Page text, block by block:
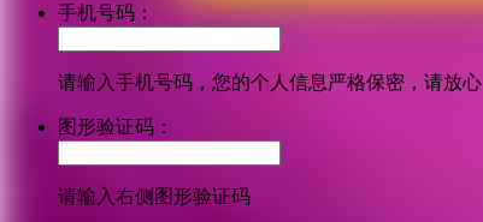
手机号码：
请输入手机号码，您的个人信息严格保密，请放心
图形验证码：
请输入右侧图形验证码